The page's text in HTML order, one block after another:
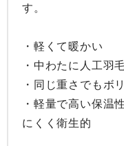
す。
・軽くて暖かい
・中わたに人工羽
・同じ重さでもボ
・軽量で高い保温
にくく衛生的